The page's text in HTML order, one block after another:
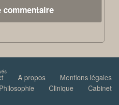
Mentions légales
A propos
Cabinet
Clinique
Philosophie